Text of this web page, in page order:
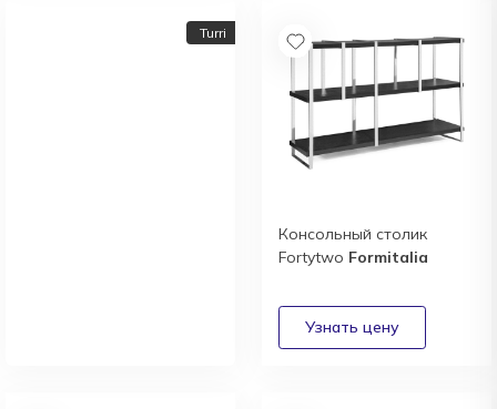
Turri
Консольный столик
Fortytwo Formitalia